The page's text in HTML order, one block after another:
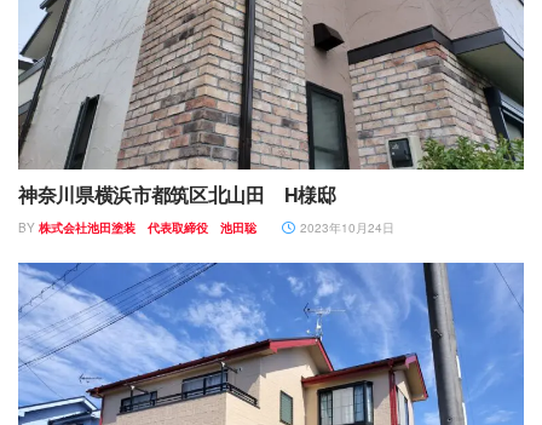
神奈川県横浜市都筑区北山田 H様邸
BY 株式会社池田塗装 代表取締役 池田聡 2023年10月24日